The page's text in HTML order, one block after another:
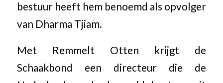
bestuur heeft hem benoemd als opvolger
van Dharma Tjiam.
Met Remmelt Otten krijgt de
Schaakbond een directeur die de